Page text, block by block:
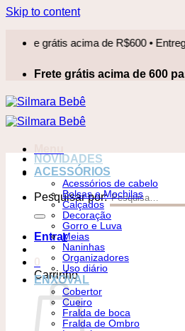
Skip to content
grátis acima de R$600 • Entrega
Frete grátis acima de 600
Pesquisar por:
Entrar
Carrinho
NOVIDADES
ACESSÓRIOS
Acessórios de cabelo
Bolsas e Mochilas
Calçados
Decoração
Gorro e Luva
Meias
Naninhas
Organizadores
Uso diário
ENXOVAL
Cobertor
Cueiro
Fralda de boca
Fralda de Ombro